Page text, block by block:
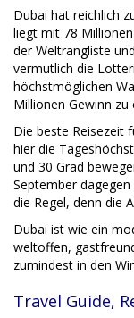
Dubai hat reichlich
liegt mit 78
der Weltrangliste
vermutlich die
höchstmöglichen
Millionen Gewinn zu
Die beste Reisezeit
hier die
und 30 Grad
September
die Regel, denn die
Dubai ist wie ein
weltoffen,
zumindest in den
Travel Guide,